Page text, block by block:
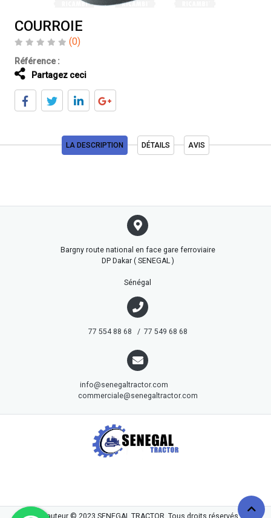
COURROIE
(0)
Référence :
Partagez ceci
LA DESCRIPTION DÉTAILS AVIS
Bargny route national en face gare ferroviaire
DP Dakar ( SENEGAL )
Sénégal
77 554 88 68 / 77 549 68 68
info@senegaltractor.com
commerciale@senegaltractor.com
droits d'auteur © 2023 SENEGAL TRACTOR . Tous droits réservés.